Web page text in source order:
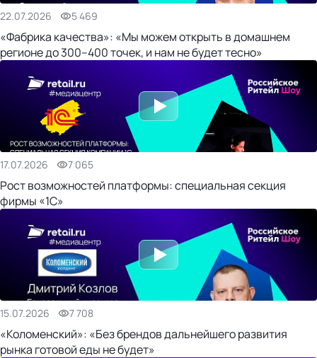
22.07.2026 5 469
«Фабрика качества»: «Мы можем открыть в домашнем
регионе до 300–400 точек, и нам не будет тесно»
17.07.2026 7 065
Рост возможностей платформы: специальная секция
фирмы «1С»
15.07.2026 7 708
«Коломенский»: «Без брендов дальнейшего развития
рынка готовой еды не будет»